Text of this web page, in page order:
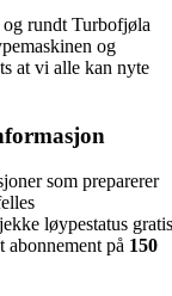
rundt Turbofjøla
og
at vi alle kan nyte
som preparerer
løypestatus gratis
abonnement på 150